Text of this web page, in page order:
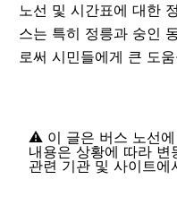
노선 및 시간표에 대한
스는 특히 정릉과 숭인
로써 시민들에게 큰 도
⚠️ 이 글은 버스 노선
내용은 상황에 따라 변
관련 기관 및 사이트에